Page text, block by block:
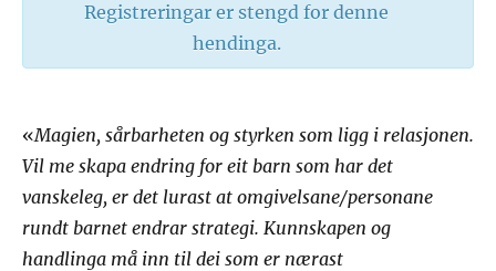
Registreringar er stengd for denne
hendinga.
«Magien, sårbarheten og styrken som ligg i relasjonen.
Vil me skapa endring for eit barn som har det
vanskeleg, er det lurast at omgivelsane/personane
rundt barnet endrar strategi. Kunnskapen og
handlinga må inn til dei som er nærast